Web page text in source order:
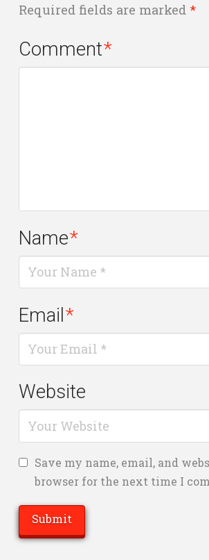
Required fields are marked *
Comment*
Name*
Email*
Website
Save my name, email, and
browser for the next time I